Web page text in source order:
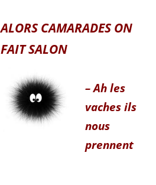
ALORS CAMARADES ON
FAIT SALON
– Ah les
vaches ils
nous
prennent